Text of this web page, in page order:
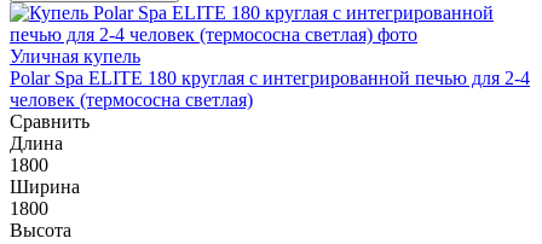
Уличная купель
Polar Spa ELITE 180 круглая с интегрированной печью для 2-4
человек (термососна светлая)
Сравнить
Длина
1800
Ширина
1800
Высота